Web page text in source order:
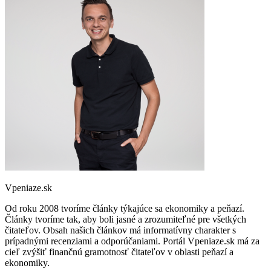
Vpeniaze.sk
Od roku 2008 tvoríme články týkajúce sa ekonomiky a peňazí.
Články tvoríme tak, aby boli jasné a zrozumiteľné pre všetkých
čitateľov. Obsah našich článkov má informatívny charakter s
prípadnými recenziami a odporúčaniami. Portál Vpeniaze.sk má za
cieľ zvýšiť finančnú gramotnosť čitateľov v oblasti peňazí a
ekonomiky.